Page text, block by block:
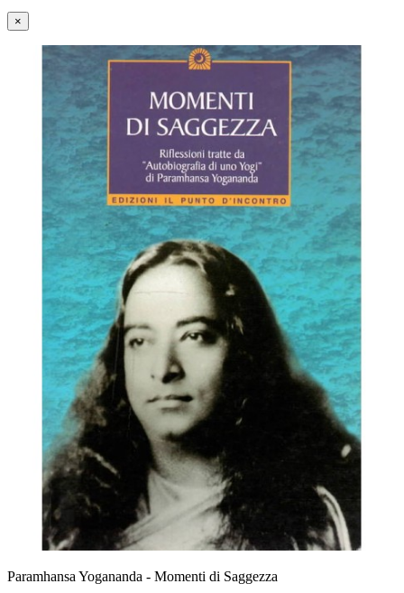
×
Paramhansa Yogananda - Momenti di Saggezza